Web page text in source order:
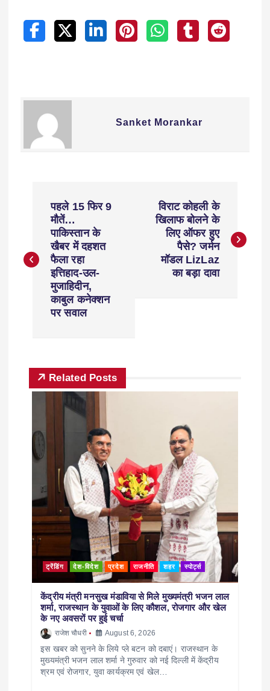
Sanket Morankar
पहले 15 फिर 9
मौतें…
पाकिस्तान के
खैबर में दहशत
फैला रहा
इत्तिहाद-उल-
मुजाहिदीन,
काबुल कनेक्शन
पर सवाल
विराट कोहली के
खिलाफ बोलने के
लिए ऑफर हुए
पैसे? जर्मन
मॉडल LizLaz
का बड़ा दावा
Related Posts
ट्रेंडिंग देश-विदेश प्रदेश राजनीति शहर स्पोर्ट्स
केंद्रीय मंत्री मनसुख मंडाविया से मिले मुख्यमंत्री भजन लाल
शर्मा, राजस्थान के युवाओं के लिए कौशल, रोजगार और खेल
के नए अवसरों पर हुई चर्चा
राजेश चौधरी August 6, 2026
इस खबर को सुनने के लिये प्ले बटन को दबाएं। राजस्थान के
मुख्यमंत्री भजन लाल शर्मा ने गुरुवार को नई दिल्ली में केंद्रीय
श्रम एवं रोजगार, युवा कार्यक्रम एवं खेल…